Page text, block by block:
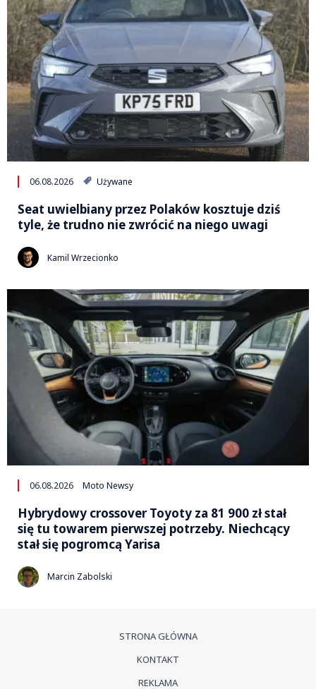
06.08.2026 Używane
Seat uwielbiany przez Polaków kosztuje dziś
tyle, że trudno nie zwrócić na niego uwagi
Kamil Wrzecionko
06.08.2026 Moto Newsy
Hybrydowy crossover Toyoty za 81 900 zł stał
się tu towarem pierwszej potrzeby. Niechcący
stał się pogromcą Yarisa
Marcin Zabolski
STRONA GŁÓWNA
KONTAKT
REKLAMA